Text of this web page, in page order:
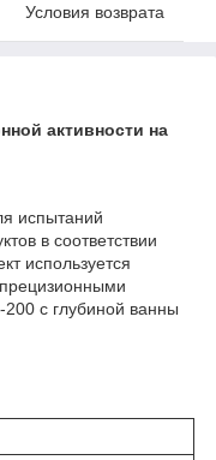
Условия возврата
активности на
испытаний
в соответствии
используется
с глубиной ванны